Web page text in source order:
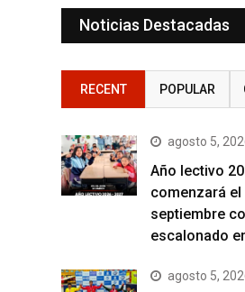
Noticias Destacadas
RECENT POPULAR
agosto 5,
Año lectivo
comenzará el
septiembre
escalonado
agosto 5,